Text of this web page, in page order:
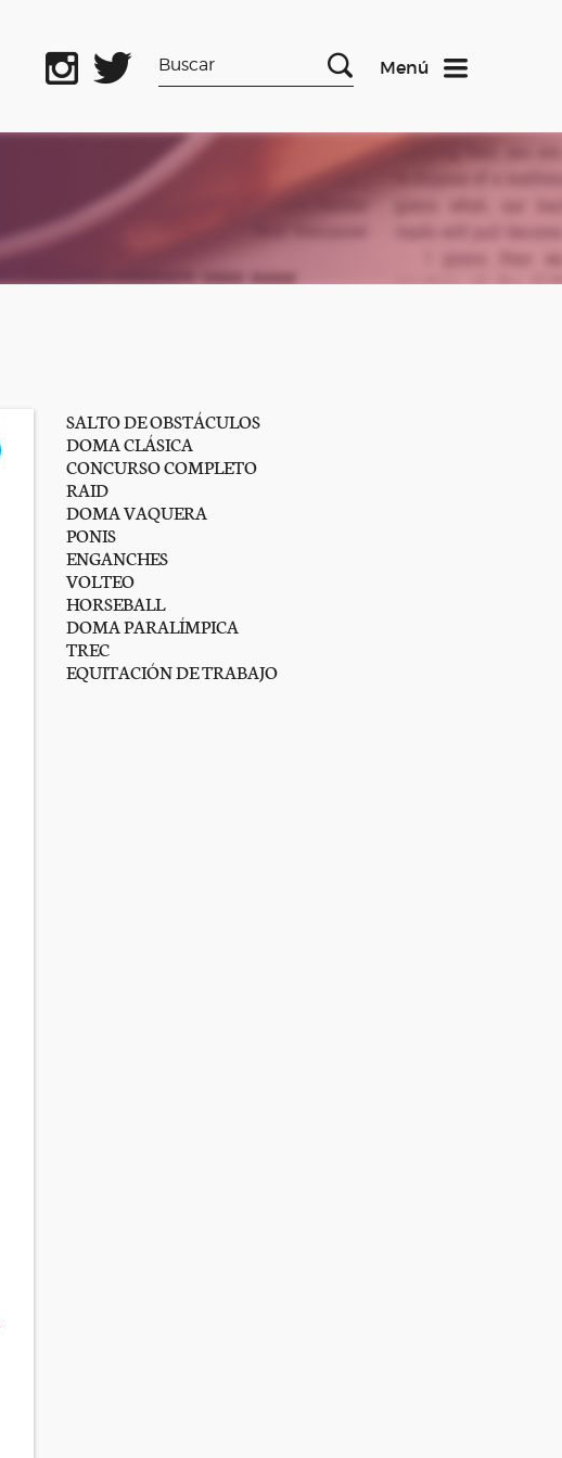
Menú
SALTO DE OBSTÁCULOS
DOMA CLÁSICA
CONCURSO COMPLETO
RAID
DOMA VAQUERA
PONIS
ENGANCHES
VOLTEO
HORSEBALL
DOMA PARALÍMPICA
TREC
EQUITACIÓN DE TRABAJO